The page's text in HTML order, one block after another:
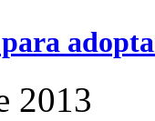
2013